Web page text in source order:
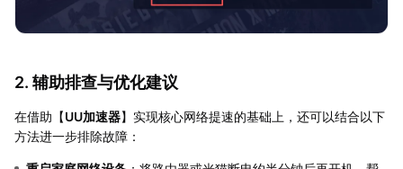
2. 辅助排查与优化建议
在借助【UU加速器】实现核心网络提速的基础上，还可以结合以下
方法进一步排除故障：